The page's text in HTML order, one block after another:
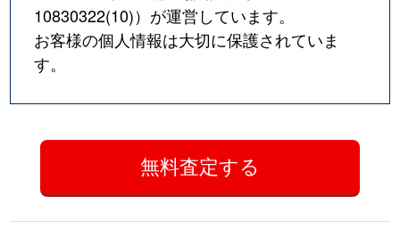
10830322(10)）が運営しています。
お客様の個人情報は大切に保護されていま
す。